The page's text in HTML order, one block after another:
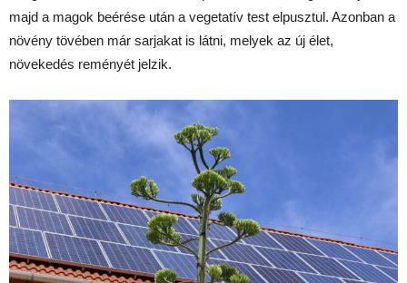
majd a magok beérése után a vegetatív test elpusztul. Azonban a
növény tövében már sarjakat is látni, melyek az új élet,
növekedés reményét jelzik.